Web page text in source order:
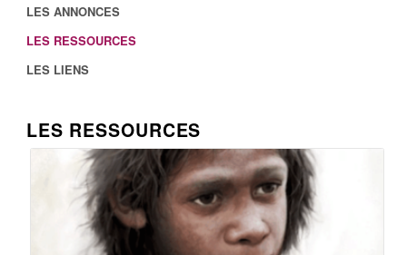
LES ANNONCES
LES RESSOURCES
LES LIENS
LES RESSOURCES